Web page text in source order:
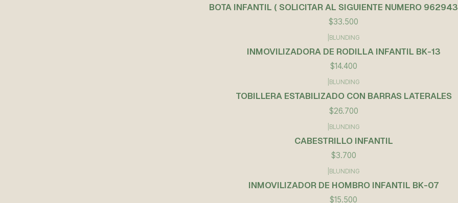
BOTA INFANTIL ( SOLICITAR AL SIGUIENTE NUMERO
$33.500
BLUNDING
INMOVILIZADORA DE RODILLA INFANTIL BK-13
$14.400
BLUNDING
TOBILLERA ESTABILIZADO CON BARRAS LATERALES
$26.700
BLUNDING
CABESTRILLO INFANTIL
$3.700
BLUNDING
INMOVILIZADOR DE HOMBRO INFANTIL BK-07
$15.500